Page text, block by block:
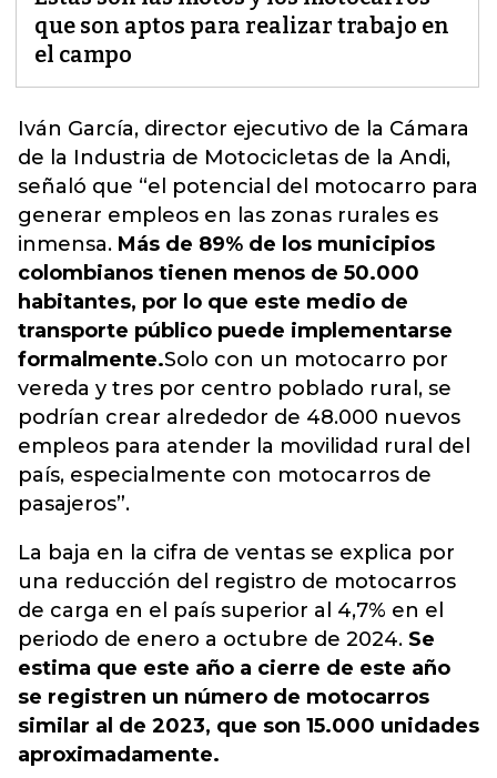
que son aptos para realizar trabajo en
el campo
Iván García, director ejecutivo de la Cámara
de la Industria de Motocicletas de la Andi,
señaló que “el potencial del motocarro para
generar empleos en las zonas rurales es
inmensa. Más de 89% de los municipios
colombianos tienen menos de 50.000
habitantes, por lo que este medio de
transporte público puede implementarse
formalmente.Solo con un motocarro por
vereda y tres por centro poblado rural, se
podrían crear alrededor de 48.000 nuevos
empleos para atender la movilidad rural del
país, especialmente con motocarros de
pasajeros”.
La baja en la cifra de ventas se explica por
una reducción del registro de motocarros
de carga en el país superior al 4,7% en el
periodo de enero a octubre de 2024. Se
estima que este año a cierre de este año
se registren un número de motocarros
similar al de 2023, que son 15.000 unidades
aproximadamente.